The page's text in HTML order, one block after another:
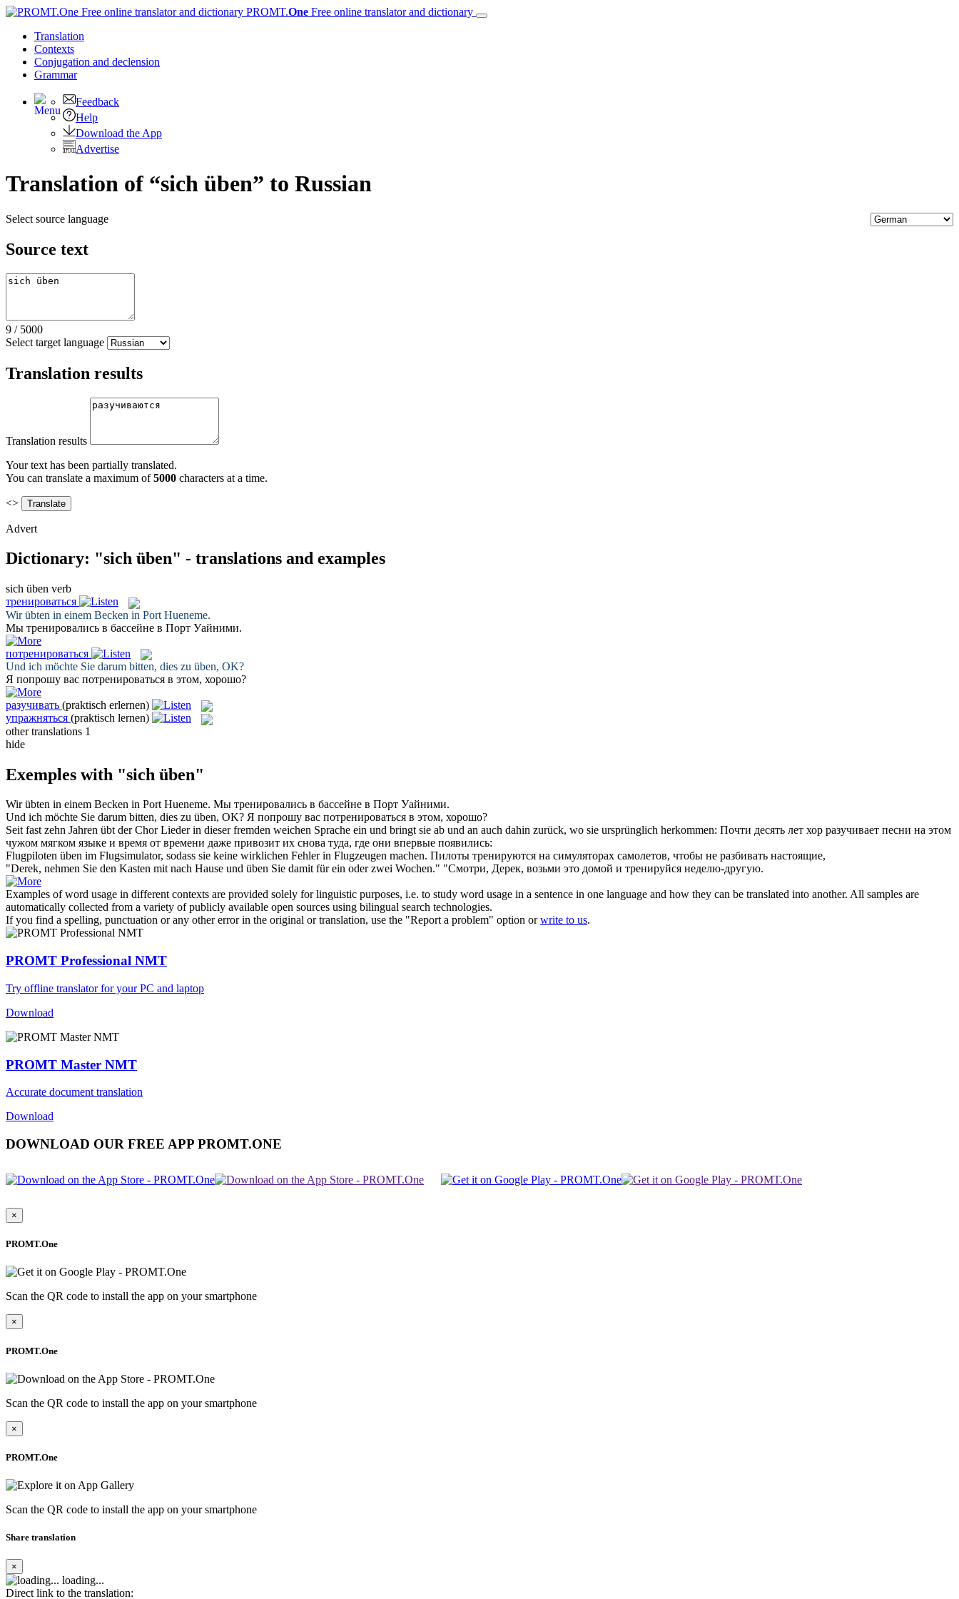
PROMT.One Free online translator and dictionary
Translation
Contexts
Conjugation and declension
Grammar
Feedback
Help
Download the App
Advertise
Translation of “sich üben” to Russian
Select source language
Source text
9 / 5000
Select target language
Translation results
Translation results
Your text has been partially translated.
You can translate a maximum of5000 characters at a time.
<>
Advert
Dictionary: "sich üben" - translations and examples
sich üben verb
тренироваться
Wirübten in einem Becken in Port Hueneme.
Мы тренировались в бассейне в Порт Уайними.
потренироваться
Und ich möchte Sie darum bitten, dies zu üben, OK?
Я попрошу вас потренироваться в этом, хорошо?
разучивать (praktisch erlernen)
упражняться (praktisch lernen)
other translations 1
hide
Exemples with "sich üben"
Wirübten in einem Becken in Port Hueneme. Мы тренировались в бассейне в Порт Уайними.
Und ich möchte Sie darum bitten, dies zu üben, OK? Я попрошу вас потренироваться в этом, хорошо?
Seit fast zehn Jahren übtder Chor Lieder in dieser fremden weichen Sprache ein und bringt sie ab und an auch dahin zurück, wo sie ursprünglich herkommen: Почти десять лет хор разучивает песни на этом
чужом мягком языке и время от времени даже привозит их снова туда, где они впервые появились:
Flugpiloten üben im Flugsimulator, sodass sie keine wirklichen Fehler in Flugzeugen machen. Пилоты тренируются на симуляторах самолетов, чтобы не разбивать настоящие,
"Derek, nehmen Sie den Kasten mit nach Hause und üben Sie damit für ein oder zwei Wochen." "Смотри, Дерек, возьми это домой и тренируйся неделю-другую.
Examples of word usage in different contexts are provided solely for linguistic purposes, i.e. to study word usage in a sentence in one language and how they can be translated into another. All samples are
automatically collected from a variety of publicly available open sources using bilingual search technologies.
If you find a spelling, punctuation or any other error in the original or translation, use the "Report a problem" option orwrite to us.
PROMT Professional NMT
Try offline translator for your PC and laptop
Download
PROMT Master NMT
Accurate document translation
Download
DOWNLOAD OUR FREE APP PROMT.ONE
×
PROMT.One
Scan the QR code to install the app on your smartphone
×
PROMT.One
Scan the QR code to install the app on your smartphone
×
PROMT.One
Scan the QR code to install the app on your smartphone
Share translation
×
loading...
Direct link to the translation: